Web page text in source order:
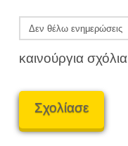
καινούργια σχόλια